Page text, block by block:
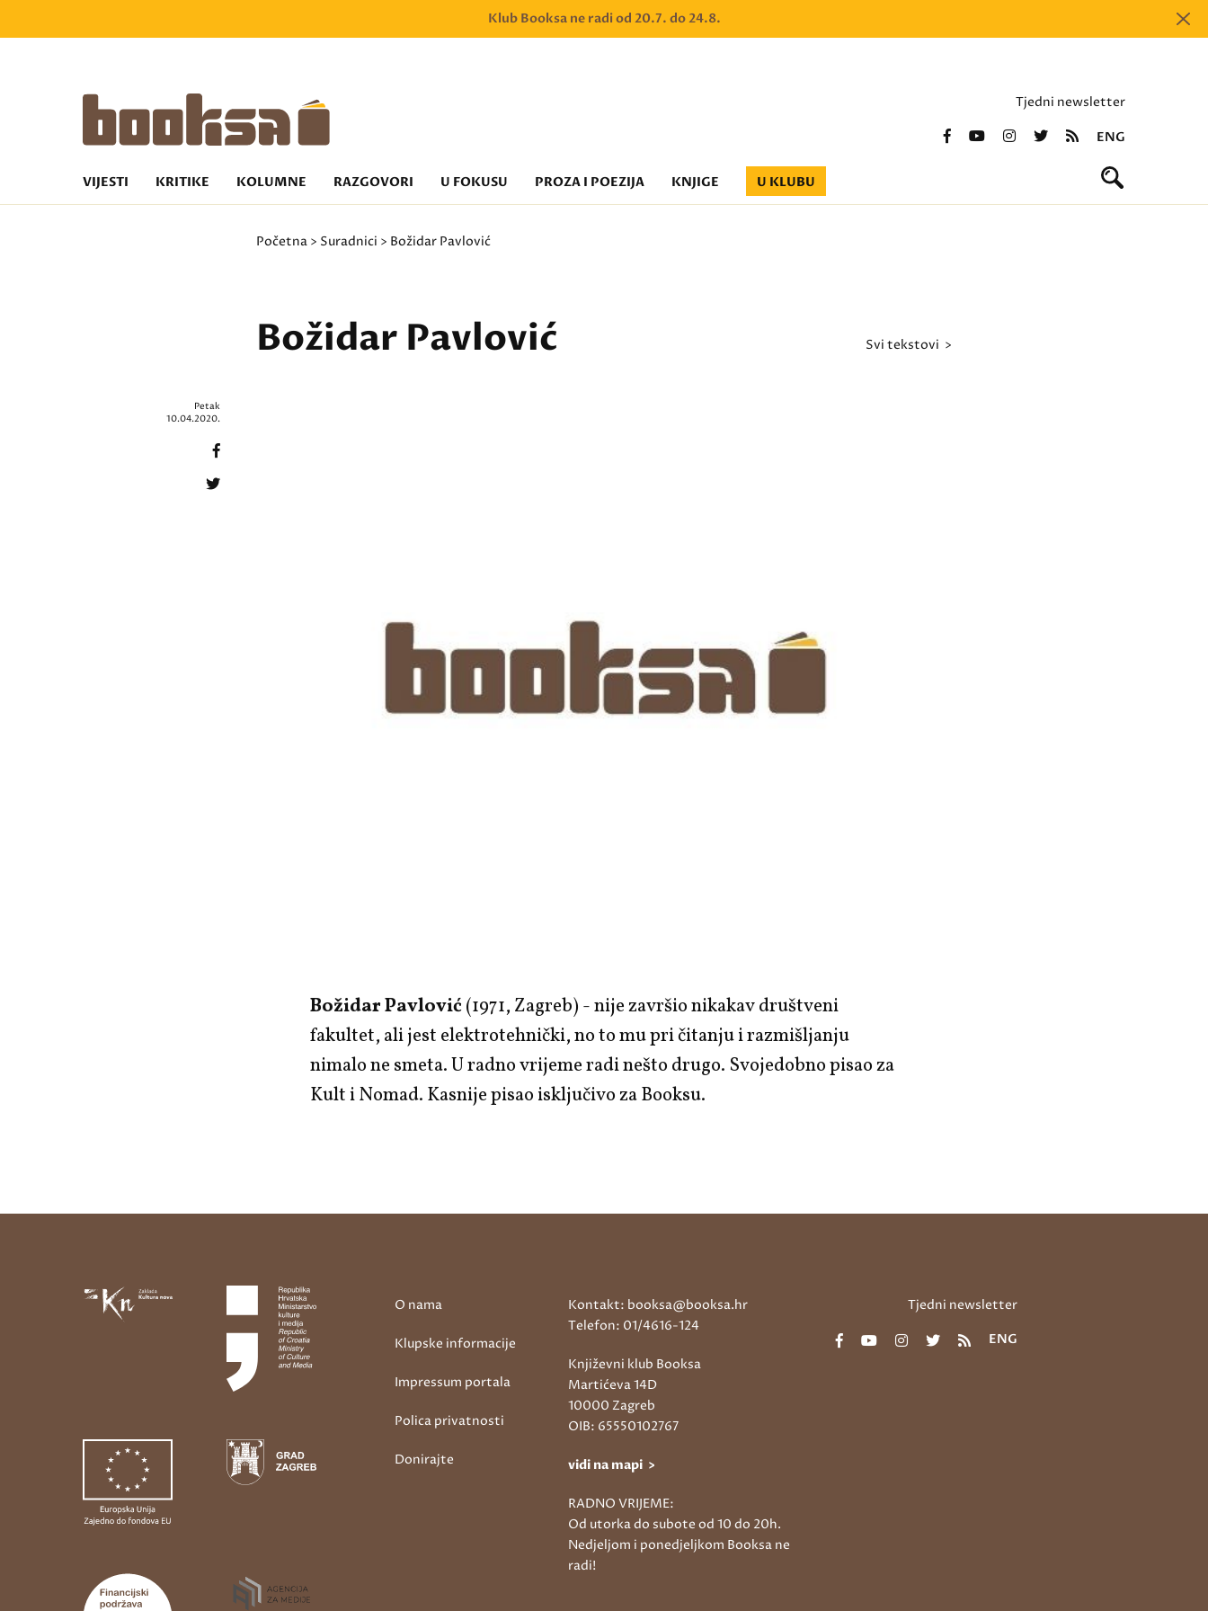
Klub Booksa ne radi od 20.7. do 24.8.
Tjedni newsletter
ENG
VIJESTI KRITIKE KOLUMNE RAZGOVORI U FOKUSU PROZA I POEZIJA KNJIGE U KLUBU
Početna > Suradnici > Božidar Pavlović
Božidar Pavlović svi tekstovi >
Petak
10.04.2020.
Božidar Pavlović(1971, Zagreb) - nije završio nikakav društveni
fakultet, ali jest elektrotehnički, no to mu pri čitanju i razmišljanju
nimalo ne smeta. U radno vrijeme radi nešto drugo. Svojedobno pisao za
Kult i Nomad. Kasnije pisao isključivo za Booksu.
O nama
Klupske informacije
Impressum portala
Polica privatnosti
Donirajte
Kontakt: booksa@booksa.hr
Telefon: 01/4616-124
Književni klub Booksa
Martićeva 14D
10000 Zagreb
OIB: 65550102767
vidi na mapi >
RADNO VRIJEME:
Od utorka do subote od 10 do 20h.
Nedjeljom i ponedjeljkom Booksa ne
radi!
Tjedni newsletter
ENG